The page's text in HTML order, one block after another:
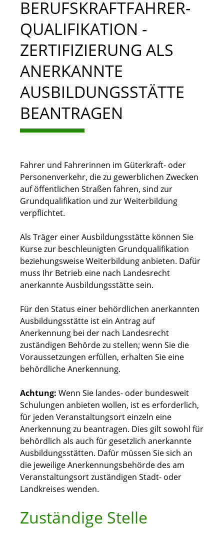
BERUFSKRAFTFAHRER-
QUALIFIKATION -
ZERTIFIZIERUNG ALS
ANERKANNTE
AUSBILDUNGSSTÄTTE
BEANTRAGEN
Fahrer und Fahrerinnen im Güterkraft- oder
Personenverkehr, die zu gewerblichen Zwecken
auf öffentlichen Straßen fahren, sind zur
Grundqualifikation und zur Weiterbildung
verpflichtet.
Als Träger einer Ausbildungsstätte können Sie
Kurse zur beschleunigten Grundqualifikation
beziehungsweise Weiterbildung anbieten. Dafür
muss Ihr Betrieb eine nach Landesrecht
anerkannte Ausbildungsstätte sein.
Für den Status einer behördlichen anerkannten
Ausbildungsstätte ist ein Antrag auf
Anerkennung bei der nach Landesrecht
zuständigen Behörde zu stellen; wenn Sie die
Voraussetzungen erfüllen, erhalten Sie eine
behördliche Anerkennung.
Achtung: Wenn Sie landes- oder bundesweit
Schulungen anbieten wollen, ist es erforderlich,
für jeden Veranstaltungsort einzeln eine
Anerkennung zu beantragen. Dies gilt sowohl für
behördlich als auch für gesetzlich anerkannte
Ausbildungsstätten. Dafür müssen Sie sich an
die jeweilige Anerkennungsbehörde des am
Veranstaltungsort zuständigen Stadt- oder
Landkreises wenden.
Zuständige Stelle